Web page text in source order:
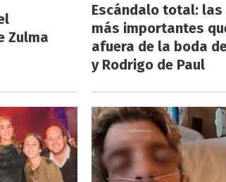
Zulma
Escándalo total:
más importantes
afuera de la boda
y Rodrigo de Paul